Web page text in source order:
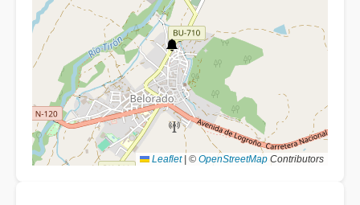
Leaflet © OpenStreetMap Contributors